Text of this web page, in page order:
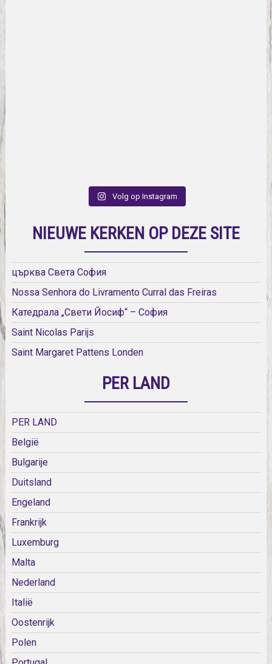
Volg op Instagram
NIEUWE KERKEN OP DEZE SITE
църква Света София
Nossa Senhora do Livramento Curral das Freiras
Катедрала „Свети Йосиф“ – София
Saint Nicolas Parijs
Saint Margaret Pattens Londen
PER LAND
PER LAND
België
Bulgarije
Duitsland
Engeland
Frankrijk
Luxemburg
Malta
Nederland
Italië
Oostenrijk
Polen